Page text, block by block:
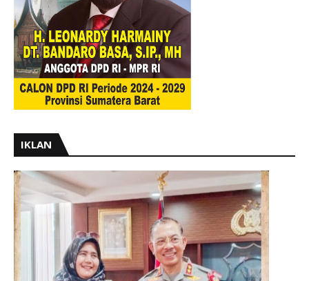
IKLAN